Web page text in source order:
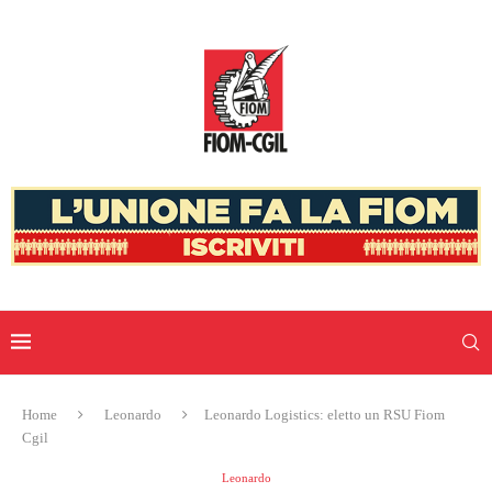
Home Leonardo
Leonardo Logistics: eletto un RSU Fiom
Cgil
Leonardo